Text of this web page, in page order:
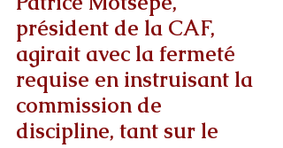
président de la CAF,
agirait avec la fermeté
requise en instruisant la
commission de
discipline, tant sur le